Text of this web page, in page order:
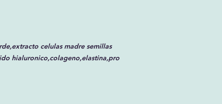
celulas madre semillas
hialuronico,colageno,elastina,pro